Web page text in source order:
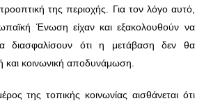
της περιοχής. Για τον λόγο αυτό,
Ένωση είχαν και εξακολουθούν να
διασφαλίσουν ότι η μετάβαση δεν θα
και κοινωνική αποδυνάμωση.
της τοπικής κοινωνίας αισθάνεται ότι